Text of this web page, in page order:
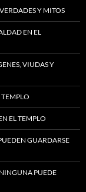
Y MITOS
EN EL
VIUDAS Y
TEMPLO
EL TEMPLO
GUARDARSE
PUEDE